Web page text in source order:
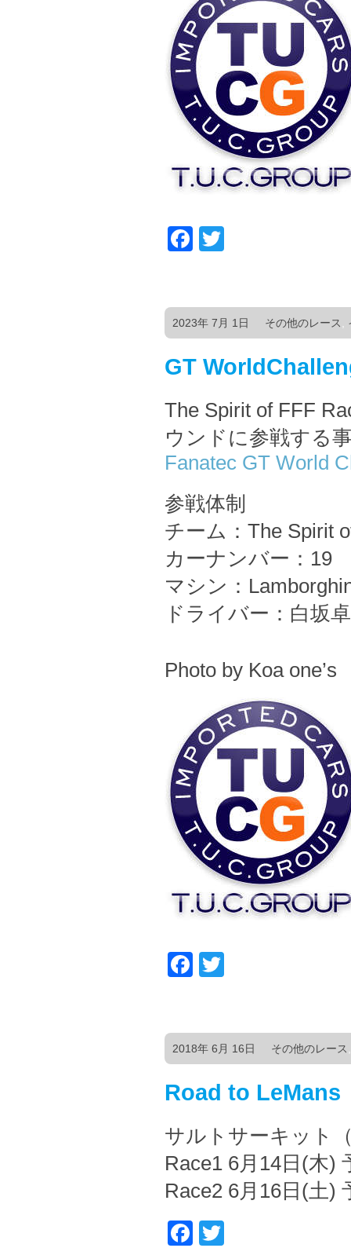
Facebook
2023年 7月 1日 その他のレース
GT
The Spirit of FFF
ウンドに参戦する
Fanatec GT World
参戦体制
チーム：The Spirit
カーナンバー：19
マシン：
ドライバー：白坂
Photo by Koa one’s
Facebook
2018年 6月 16日 その他のレース
Road to LeMans
サルトサーキット
Race1 6月14日(木)
Race2 6月16日(土)
Facebook